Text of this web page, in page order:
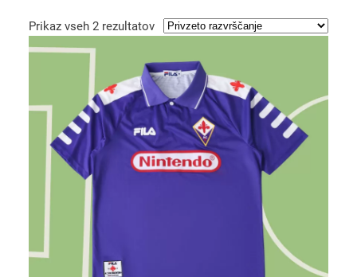
Prikaz vseh 2 rezultatov